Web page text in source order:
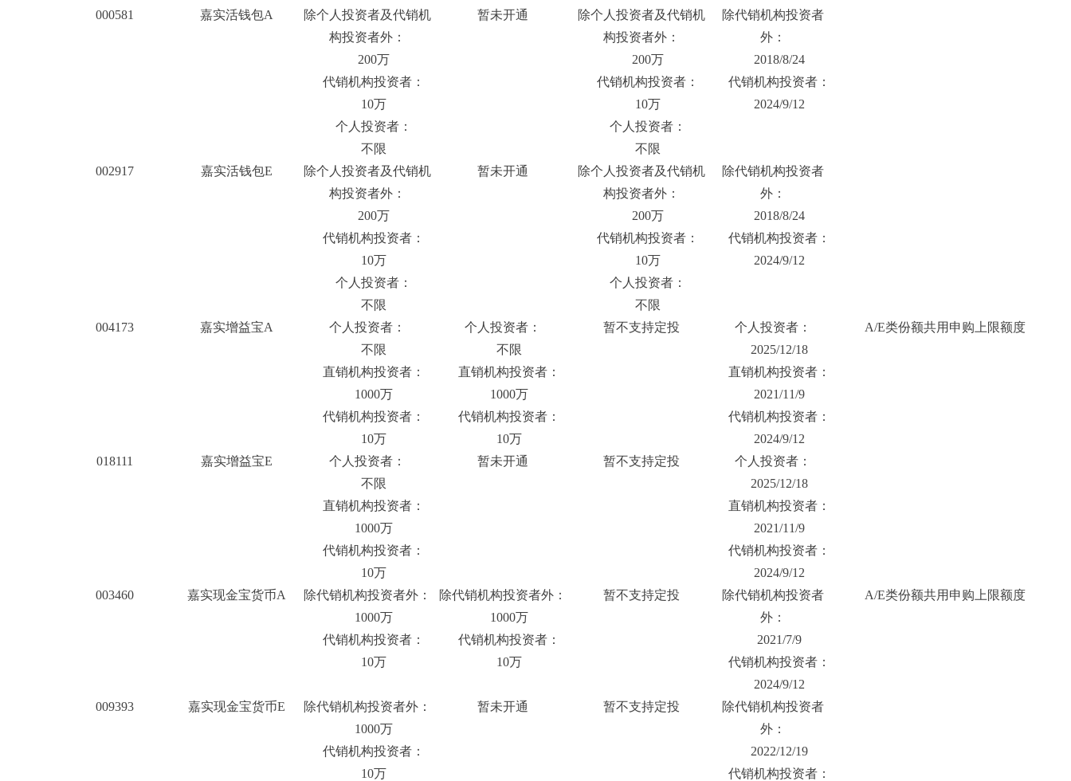
000581 嘉实活钱包A
除个人投资者及代销机
构投资者外：
200万
代销机构投资者：
10万
个人投资者：
不限
暂未开通
除个人投资者及代销机
构投资者外：
200万
代销机构投资者：
10万
个人投资者：
不限
除代销机构投资者
外：
2018/8/24
代销机构投资者：
2024/9/12
002917 嘉实活钱包E
除个人投资者及代销机
构投资者外：
200万
代销机构投资者：
10万
个人投资者：
不限
暂未开通
除个人投资者及代销机
构投资者外：
200万
代销机构投资者：
10万
个人投资者：
不限
除代销机构投资者
外：
2018/8/24
代销机构投资者：
2024/9/12
004173 嘉实增益宝A
个人投资者：
不限
直销机构投资者：
1000万
代销机构投资者：
10万
个人投资者：
不限
直销机构投资者：
1000万
代销机构投资者：
10万
暂不支持定投
个人投资者：
2025/12/18
直销机构投资者：
2021/11/9
代销机构投资者：
2024/9/12
A/E类份额共用申购上限额度
018111 嘉实增益宝E
个人投资者：
不限
直销机构投资者：
1000万
代销机构投资者：
10万
暂未开通 暂不支持定投
个人投资者：
2025/12/18
直销机构投资者：
2021/11/9
代销机构投资者：
2024/9/12
003460
嘉实现金宝货币A
除代销机构投资者外：
1000万
代销机构投资者：
10万
除代销机构投资者外：
1000万
代销机构投资者：
10万
暂不支持定投
除代销机构投资者
外：
2021/7/9
代销机构投资者：
2024/9/12
A/E类份额共用申购上限额度
009393 嘉实现金宝货币E
除代销机构投资者外：
1000万
代销机构投资者：
10万
暂未开通 暂不支持定投
除代销机构投资者
外：
2022/12/19
代销机构投资者：